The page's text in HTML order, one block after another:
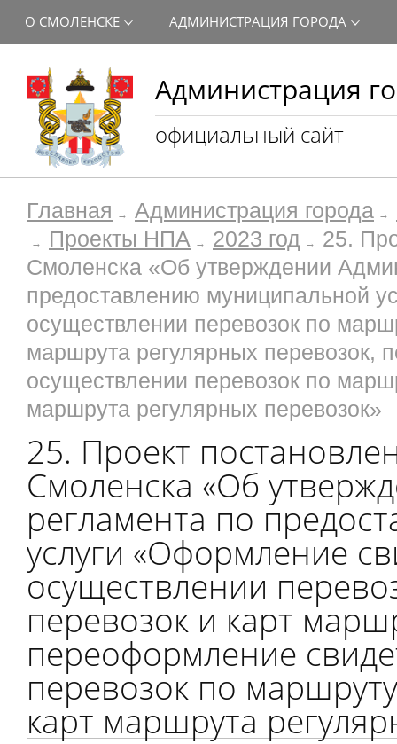
Администрация
официальный сайт
О СМОЛЕНСКЕ АДМИНИСТРАЦИЯ ГОРОДА
Главная Администрация города
Проекты НПА
2023 год
25.
Смоленска «Об утверждении
предоставлению муниципальной
осуществлении перевозок по
маршрута регулярных перевозок,
осуществлении перевозок по
маршрута регулярных перевозок»
25. Проект
Смоленска «Об
регламента по
услуги «Оформление
осуществлении
перевозок и карт
переоформление
перевозок по
карт маршрута